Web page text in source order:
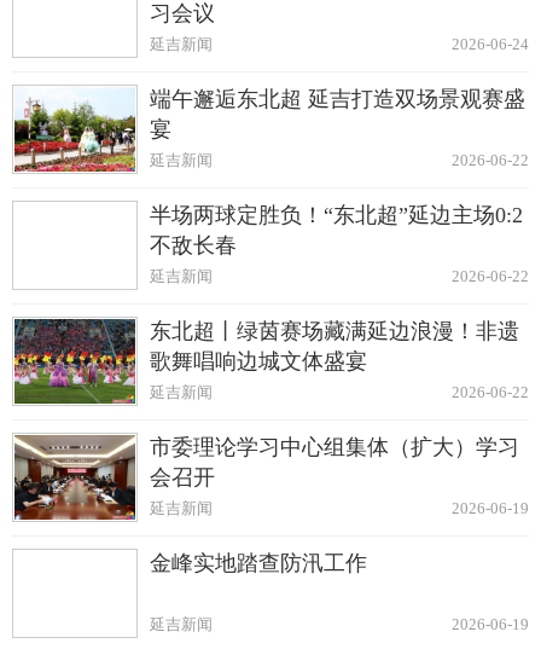
习会议
2026-06-24
延吉新闻
端午邂逅东北超 延吉打造双场景观赛盛
宴
2026-06-22
延吉新闻
半场两球定胜负！“东北超”延边主场0:2
不敌长春
2026-06-22
延吉新闻
东北超丨绿茵赛场藏满延边浪漫！非遗
歌舞唱响边城文体盛宴
2026-06-22
延吉新闻
市委理论学习中心组集体（扩大）学习
会召开
2026-06-19
延吉新闻
金峰实地踏查防汛工作
2026-06-19
延吉新闻